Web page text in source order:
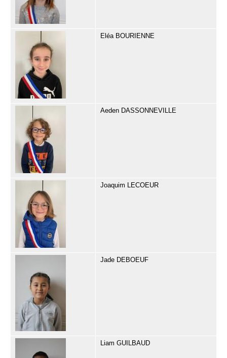
Eléa BOURIENNE
Aeden DASSONNEVILLE
Joaquim LECOEUR
Jade DEBOEUF
Liam GUILBAUD